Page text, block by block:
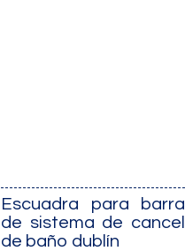
Escuadra para barra
de sistema de cancel
de baño dublín